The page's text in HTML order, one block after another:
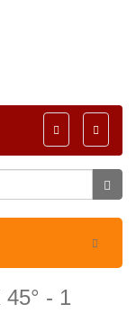
Toggle
Toggle
navigation
- 1